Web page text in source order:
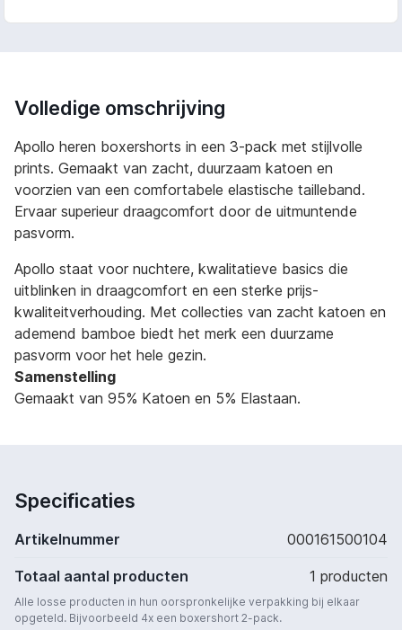
Volledige omschrijving
Apollo heren boxershorts in een 3-pack met stijlvolle
prints. Gemaakt van zacht, duurzaam katoen en
voorzien van een comfortabele elastische tailleband.
Ervaar superieur draagcomfort door de uitmuntende
pasvorm.
Apollo staat voor nuchtere, kwalitatieve basics die
uitblinken in draagcomfort en een sterke prijs-
kwaliteitverhouding. Met collecties van zacht katoen en
ademend bamboe biedt het merk een duurzame
pasvorm voor het hele gezin.
Samenstelling
Gemaakt van 95% Katoen en 5% Elastaan.
Specificaties
Artikelnummer 000161500104
Totaal aantal producten 1 producten
Alle losse producten in hun oorspronkelijke verpakking bij elkaar
opgeteld. Bijvoorbeeld 4x een boxershort 2-pack.